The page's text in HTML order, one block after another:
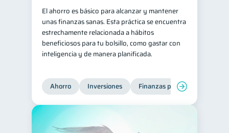
Retiro 1 Doble sueldo 1
Gasto responsable 1
información financiera 1
El ahorro es básico para alcanzar y mantener
unas finanzas sanas. Esta práctica se encuentra
estrechamente relacionada a hábitos
beneficiosos para tu bolsillo, como gastar con
inteligencia y de manera planificada.
Ahorro Inversiones Finanzas para jóvenes